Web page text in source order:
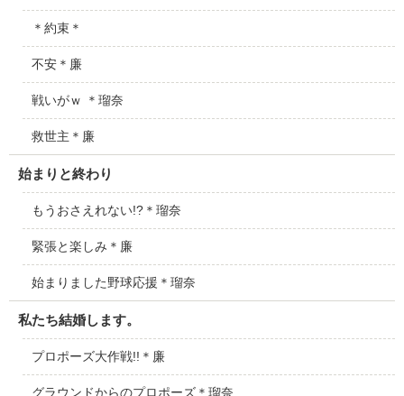
＊約束＊
不安＊廉
戦いがｗ ＊瑠奈
救世主＊廉
始まりと終わり
もうおさえれない!?＊瑠奈
緊張と楽しみ＊廉
始まりました野球応援＊瑠奈
私たち結婚します。
プロポーズ大作戦!!＊廉
グラウンドからのプロポーズ＊瑠奈